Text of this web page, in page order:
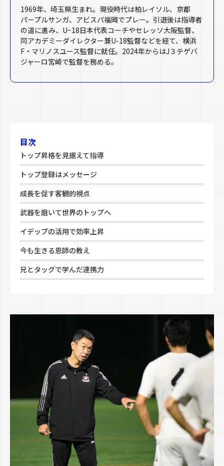
1969年、埼玉県生まれ。現役時代は柏レイソル、京都
パープルサンガ、アビスパ福岡でプレー。引退後は指導者
の道に進み、U−18日本代表コーチやセレッソ大阪監督、
同アカデミーダイレクター兼U-18監督などを経て、横浜
F・マリノスユース監督に就任。2024年からはJ３テゲバ
ジャーロ宮崎で監督を務める。
目次
トップ昇格を見据えて指導
トップ登録はメッセージ
成長を促す客観的視点
武器を磨いて世界のトップへ
イデップの活用で効率上昇
今も生きる恩師の教え
兄とタッグで学んだ連携力